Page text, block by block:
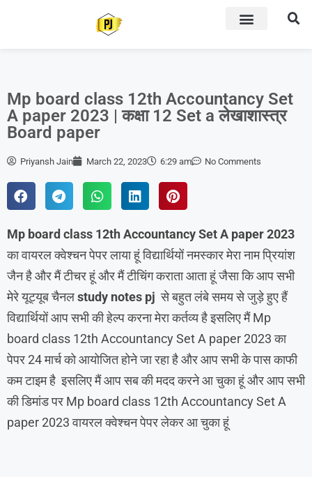
Mp board class 12th Accountancy Set
A paper 2023 | कक्षा 12 Set a लेखाशास्त्र
Board paper
Priyansh Jain March 22, 2023 6:29 am No Comments
Mp board class 12th Accountancy Set A paper 2023
का वायरल क्वेश्चन पेपर लाया हूं विद्यार्थियों नमस्कार मेरा नाम प्रियांश
जैन है और मैं टीचर हूं और मैं टीचिंग कराता आता हूं जैसा कि आप सभी
मेरे यूट्यूब चैनलstudy notes pj से बहुत लंबे समय से जुड़े हुए हैं
विद्यार्थियों आप सभी की हेल्प करना मेरा कर्तव्य है इसलिए मैं Mp
board class 12th Accountancy Set A paper 2023 का
पेपर 24 मार्च को आयोजित होने जा रहा है और आप सभी के पास काफी
कम टाइम है इसलिए मैं आप सब की मदद करने आ चुका हूं और आप सभी
की डिमांड पर Mp board class 12th Accountancy Set A
paper 2023 वायरल क्वेश्चन पेपर लेकर आ चुका हूं